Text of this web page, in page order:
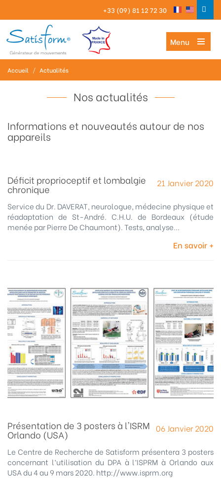
+33 (09) 81 12 72 30
Menu
Accueil / Actualités
Nos actualités
Informations et nouveautés autour de nos
appareils
21 Janvier 2020
Déficit proprioceptif et lombalgie
chronique
Service du Dr. DAVERAT, neurologue, médecine physique et
réadaptation de St-André. C.H.U. de Bordeaux (étude
menée par Pierre De Chaumont). Tests, analyse...
En savoir +
06 Janvier 2020
Présentation de 3 posters à l'ISRM
Orlando (USA)
Le Centre de Recherche de Satisform présentera 3 posters
concernant l’utilisation du DPA à l’ISPRM à Orlando aux
USA du 4 au 9 mars 2020. http://www.isprm.org